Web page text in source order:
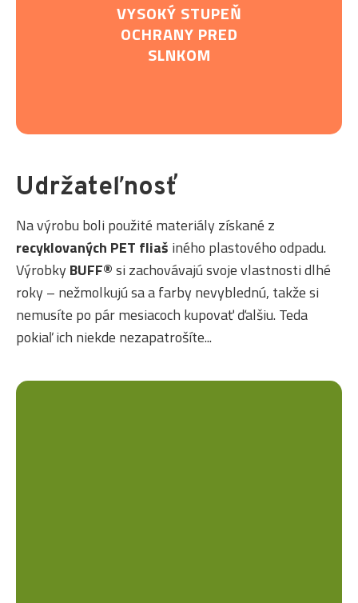
VYSOKÝ STUPEŇ
OCHRANY PRED
SLNKOM
Udržateľnosť
Na výrobu boli použité materiály získané z
recyklovaných PET fliaš iného plastového odpadu.
VýrobkyBUFF®si zachovávajú svoje vlastnosti dlhé
roky – nežmolkujú sa a farby nevyblednú, takže si
nemusíte po pár mesiacoch kupovať ďalšiu. Teda
pokiaľ ich niekde nezapatrošíte...